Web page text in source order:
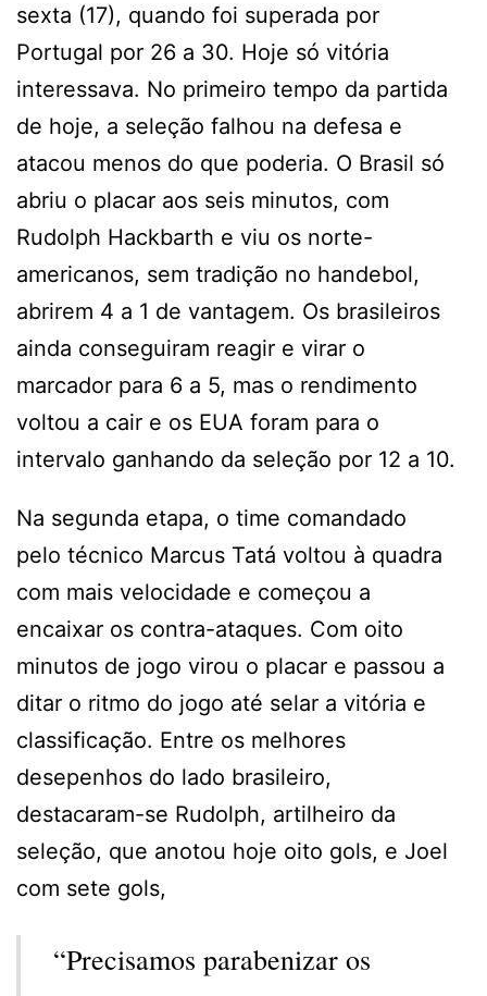
sexta (17), quando foi superada por
Portugal por 26 a 30. Hoje só vitória
interessava. No primeiro tempo da partida
de hoje, a seleção falhou na defesa e
atacou menos do que poderia. O Brasil só
abriu o placar aos seis minutos, com
Rudolph Hackbarth e viu os norte-
americanos, sem tradição no handebol,
abrirem 4 a 1 de vantagem. Os brasileiros
ainda conseguiram reagir e virar o
marcador para 6 a 5, mas o rendimento
voltou a cair e os EUA foram para o
intervalo ganhando da seleção por 12 a 10.
Na segunda etapa, o time comandado
pelo técnico Marcus Tatá voltou à quadra
com mais velocidade e começou a
encaixar os contra-ataques. Com oito
minutos de jogo virou o placar e passou a
ditar o ritmo do jogo até selar a vitória e
classificação. Entre os melhores
desepenhos do lado brasileiro,
destacaram-se Rudolph, artilheiro da
seleção, que anotou hoje oito gols, e Joel
com sete gols,
“Precisamos parabenizar os